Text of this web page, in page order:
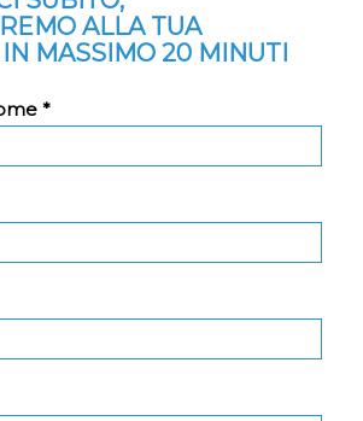
ALLA TUA
IN MASSIMO 20 MINUTI
*